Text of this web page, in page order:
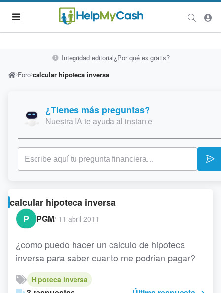
Integridad editorial¿Por qué es gratis?
Foro calcular hipoteca inversa
¿Tienes más preguntas?
Nuestra IA te ayuda al instante
calcular hipoteca inversa
P
PGM/ 11 abril 2011
¿como puedo hacer un calculo de hipoteca
inversa para saber cuanto me podrian pagar?
Hipoteca inversa